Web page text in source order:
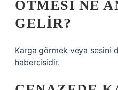
ÖTMESI NE
GELIR?
Karga görmek veya sesini
habercisidir.